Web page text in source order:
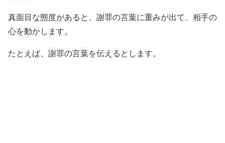
真面目な態度があると、謝罪の言葉に重みが出て、相手の
心を動かします。
たとえば、謝罪の言葉を伝えるとします。